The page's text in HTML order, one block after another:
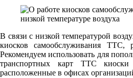
В связи с низкой температурой
киосков самообслуживания ТТС,
Рекомендуем использовать для
транспортных карт ТТС киоски
расположенные в офисах